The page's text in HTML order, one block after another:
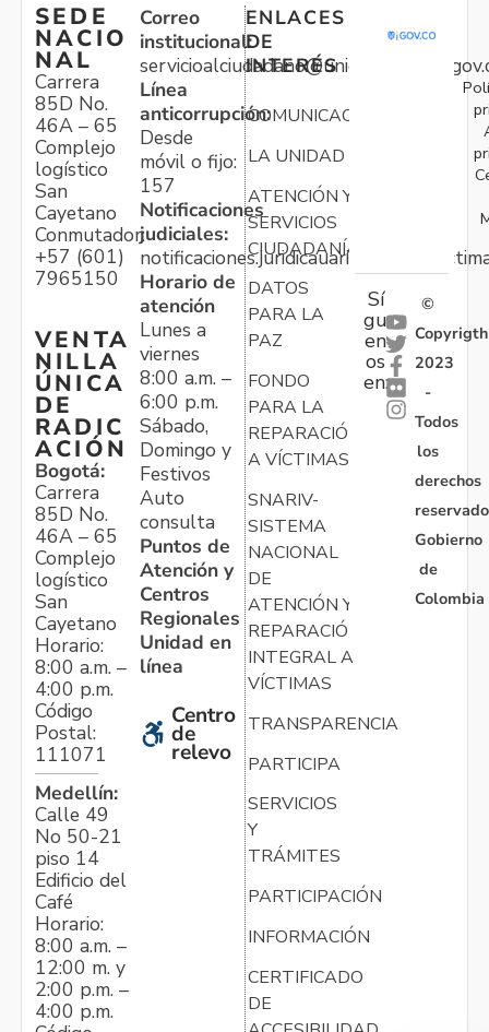
SEDE
NACIO
NAL
Carrera
85D No.
46A – 65
Complejo
logístico
San
Cayetano
Conmutador:
+57 (601)
7965150
VENTA
NILLA
ÚNICA
DE
RADIC
ACIÓN
Bogotá:
Carrera
85D No.
46A – 65
Complejo
logístico
San
Cayetano
Horario:
8:00 a.m. –
4:00 p.m.
Código
Postal:
111071
Medellín:
Calle 49
No 50-21
piso 14
Edificio del
Café
Horario:
8:00 a.m. –
12:00 m. y
2:00 p.m. –
4:00 p.m.
Correo
institucional:
Línea
anticorrupción:
Desde
móvil o fijo:
157
Notificaciones
judiciales:
Horario de
atención
Lunes a
viernes
8:00 a.m. –
6:00 p.m.
Sábado,
Domingo y
Festivos
Auto
consulta
Puntos de
Atención y
Centros
Regionales
Unidad en
línea
Centro
de
relevo
ENLACES
DE
INTERÉS
COMUNICACIONES
LA UNIDAD
ATENCIÓN Y
SERVICIOS
CIUDADANÍA
DATOS
PARA LA
PAZ
FONDO
PARA LA
REPARACIÓN
A VÍCTIMAS
SNARIV-
SISTEMA
NACIONAL
DE
ATENCIÓN Y
REPARACIÓN
INTEGRAL A
VÍCTIMAS
TRANSPARENCIA
PARTICIPA
SERVICIOS
Y
TRÁMITES
PARTICIPACIÓN
INFORMACIÓN
CERTIFICADO
DE
Sí
gu
en
os
en:
©
Copyrigth
2023
-
Todos
los
derechos
Gobierno
de
Colombia